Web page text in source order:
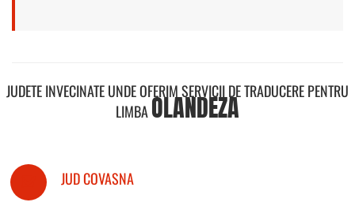
JUDETE INVECINATE UNDE OFERIM SERVICII DE TRADUCERE PENTRU
LIMBAOLANDEZA
JUD COVASNA